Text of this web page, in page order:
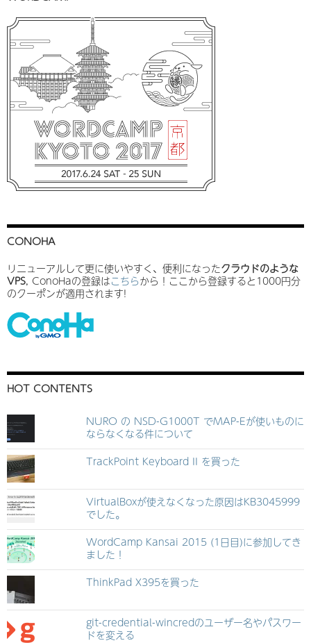
CONOHA
リニューアルして更に使いやすく、便利になったクラウドのような
VPS, ConoHaの登録はこちらから！ここから登録すると1000円分
のクーポンが適用されます!
HOT CONTENTS
NURO の NSD-G1000T でMAP-Eが使いものに
ならなくなる件について
TrackPoint Keyboard II を買った
VirtualBoxが使えなくなった原因はKB3045999
でした。
WordCamp Kansai 2015 (1日目)に参加してき
ました！
ThinkPad X395を買った
git-credential-wincredのユーザー名やパスワー
ドを変える